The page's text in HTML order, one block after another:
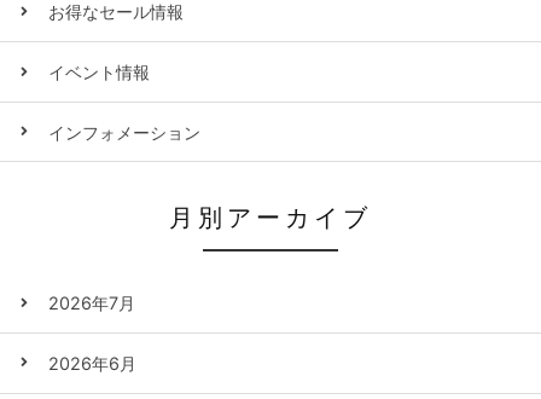
お得なセール情報
イベント情報
インフォメーション
月別アーカイブ
2026年7月
2026年6月